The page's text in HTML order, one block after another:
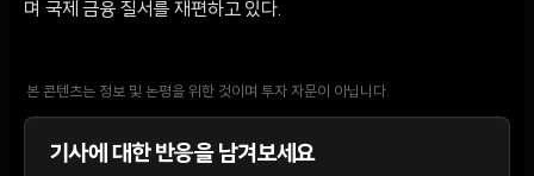
며 국제 금융 질서를 재편하고 있다.
본 콘텐츠는 정보 및 논평을 위한 것이며 투자 자문이 아닙니다.
기사에 대한 반응을 남겨보세요